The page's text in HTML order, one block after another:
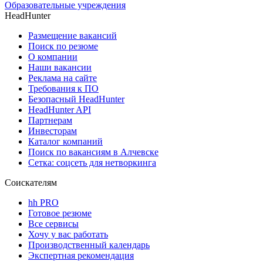
Образовательные учреждения
HeadHunter
Размещение вакансий
Поиск по резюме
О компании
Наши вакансии
Реклама на сайте
Требования к ПО
Безопасный HeadHunter
HeadHunter API
Партнерам
Инвесторам
Каталог компаний
Поиск по вакансиям в Алчевске
Сетка: соцсеть для нетворкинга
Соискателям
hh PRO
Готовое резюме
Все сервисы
Хочу у вас работать
Производственный календарь
Экспертная рекомендация